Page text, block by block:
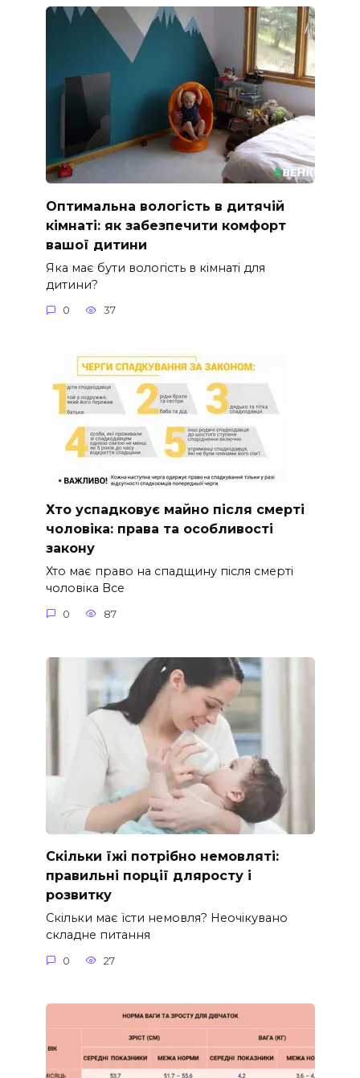
Оптимальна вологість в дитячій
кімнаті: як забезпечити комфорт
вашої дитини
Яка має бути вологість в кімнаті для
дитини?
0 37
Хто успадковує майно після смерті
чоловіка: права та особливості
закону
Хто має право на спадщину після смерті
чоловіка Все
0 87
Скільки їжі потрібно немовляті:
правильні порції дляросту і
розвитку
Скільки має їсти немовля? Неочікувано
складне питання
0 27